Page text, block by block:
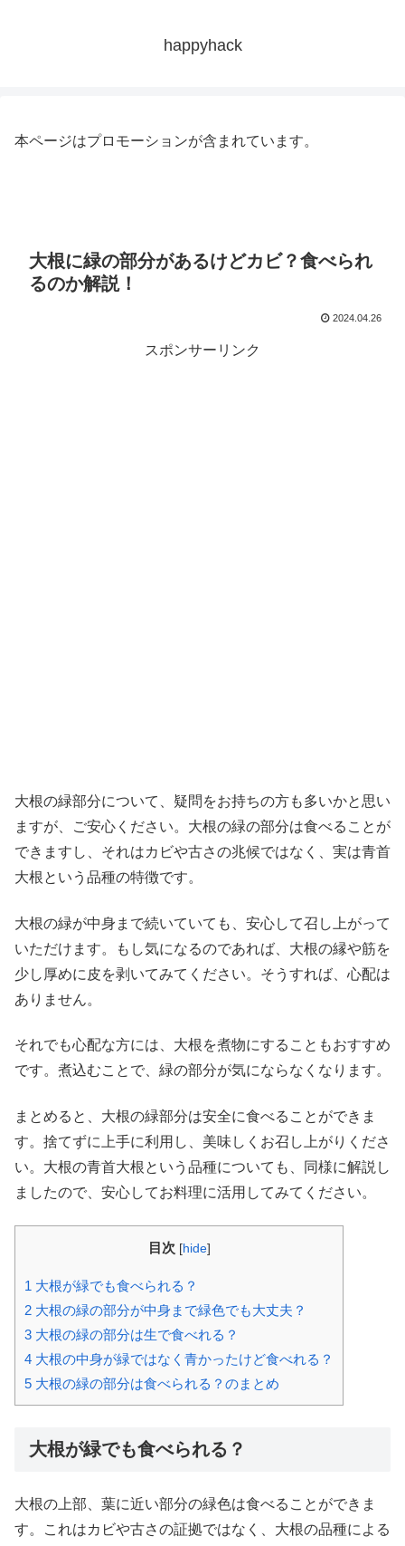
happyhack
本ページはプロモーションが含まれています。
大根に緑の部分があるけどカビ？食べられ
るのか解説！
2024.04.26
スポンサーリンク
大根の緑部分について、疑問をお持ちの方も多いかと思い
ますが、ご安心ください。大根の緑の部分は食べることが
できますし、それはカビや古さの兆候ではなく、実は青首
大根という品種の特徴です。
大根の緑が中身まで続いていても、安心して召し上がって
いただけます。もし気になるのであれば、大根の縁や筋を
少し厚めに皮を剥いてみてください。そうすれば、心配は
ありません。
それでも心配な方には、大根を煮物にすることもおすすめ
です。煮込むことで、緑の部分が気にならなくなります。
まとめると、大根の緑部分は安全に食べることができま
す。捨てずに上手に利用し、美味しくお召し上がりくださ
い。大根の青首大根という品種についても、同様に解説し
ましたので、安心してお料理に活用してみてください。
目次 [hide]
1 大根が緑でも食べられる？
2 大根の緑の部分が中身まで緑色でも大丈夫？
3 大根の緑の部分は生で食べれる？
4 大根の中身が緑ではなく青かったけど食べれる？
5 大根の緑の部分は食べられる？のまとめ
大根が緑でも食べられる？
大根の上部、葉に近い部分の緑色は食べることができま
す。これはカビや古さの証拠ではなく、大根の品種による